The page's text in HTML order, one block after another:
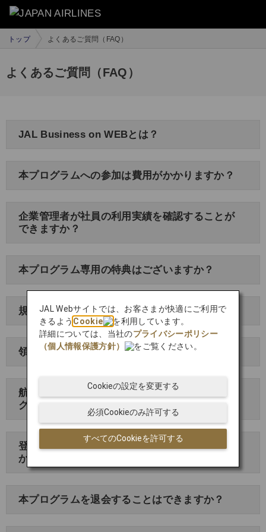
トップ よくあるご質問（FAQ）
よくあるご質問（FAQ）
JAL Business on WEBとは？
本プログラムへの参加は費用がかかりますか？
企業管理者が社員の利用実績を確認することが
できますか？
本プログラム専用の特典はございますか？
規定の割引とは全運賃対象でしょうか？
領収書は発行できますか？
航空券購入後、予約変更・キャンセルは本プロ
グラムで実施できますか？
登録した企業情報を変更することができます
か？
本プログラムを退会することはできますか？
JAL Webサイトでは、お客さまが快適にご利用で
きるよう Cookie
を利用しています。
詳細については、当社のプライバシーポリシー
（個人情報保護方針）
をご覧ください。
すべてのCookieを許可する
必須Cookieのみ許可する
Cookieの設定を変更する